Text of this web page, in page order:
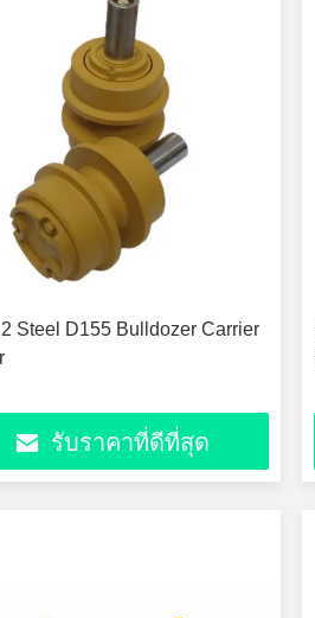
Steel D155 Bulldozer Carrier
รับราคาที่ดีที่สุด